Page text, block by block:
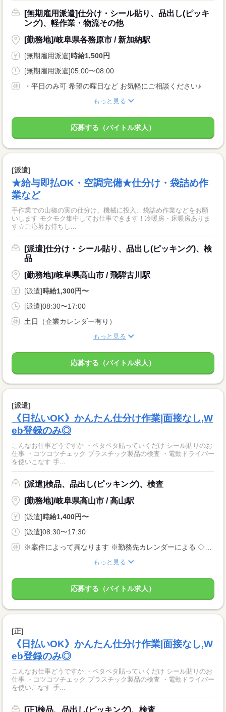
[無期雇用派遣]仕分け・シール貼り、品出し(ピッキ
ング)、軽作業・物流その他
[勤務地]/岐阜県各務原市 / 新加納駅
[無期雇用派遣]時給1,500円
[無期雇用派遣]05:00〜08:00
・平日のみ可 希望の曜日など お気軽にご相談ください♪
もっと見る
応募する（バイトル求人）
[派遣]
★給与即払OK・空調完備★仕分け・袋詰め作
業など
手作業での山椒の実の仕分け、機械に投入、袋詰め作業などをお願
いします モクモク集中してお仕事できます！冷暖房・床暖房ありま
す☆ご応募お待ちし...
[派遣]仕分け・シール貼り、品出し(ピッキング)、検
品
[勤務地]/岐阜県高山市 / 飛騨古川駅
[派遣]時給1,300円〜
[派遣]08:30〜17:00
土日（企業カレンダー有り）
もっと見る
応募する（バイトル求人）
[派遣]
《日払いOK》かんたん仕分け作業|面接なし,W
eb登録のみ◎
こんなお仕事どうですか ・ペタペタ貼っていくだけ シール貼りのお
仕事 ・コツコツチェック プラスチック製品の検査 ・電動ドライバー
を使いこなす 手...
[派遣]検品、品出し(ピッキング)、検査
[勤務地]/岐阜県高山市 / 高山駅
[派遣]時給1,400円〜
[派遣]08:30〜17:30
もっと見る
応募する（バイトル求人）
[正]
《日払いOK》かんたん仕分け作業|面接なし,W
eb登録のみ◎
こんなお仕事どうですか ・ペタペタ貼っていくだけ シール貼りのお
仕事 ・コツコツチェック プラスチック製品の検査 ・電動ドライバー
を使いこなす 手...
[正]検品、品出し(ピッキング)、検査